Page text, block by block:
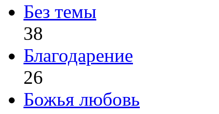
Без темы
38
Благодарение
26
Божья любовь